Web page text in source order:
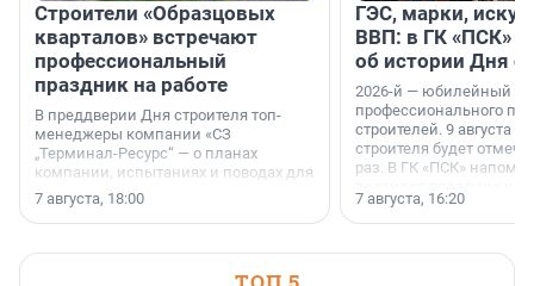
Строители «Образцовых
кварталов» встречают
профессиональный
праздник на работе
В преддверии Дня строителя топ-
менеджеры компании «СЗ
„Терминал-Ресурс“ — о планах
компании, испытаниях и поводах для
осторожного оптимизма.
7 августа, 18:00
ГЭС, марки,
ВВП: в ГК «ПСК»
об истории Дня
2026-й — юбилейный
профессионального
строителей. 9 августа
строителя будет
раз. В ГК «ПСК»
поменялась роль
7 августа, 16:20